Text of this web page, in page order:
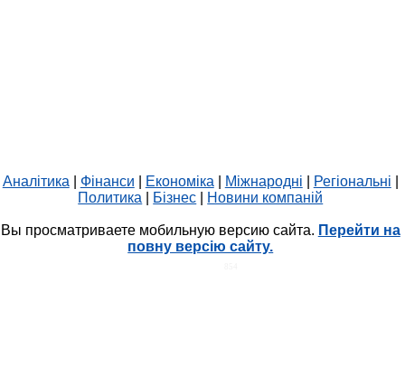
Аналітика Фінанси Економіка Міжнародні Регіональні
Политика
Бізнес Новини компаній
Вы просматриваете мобильную версию сайта. Перейти на
повну версію сайту.